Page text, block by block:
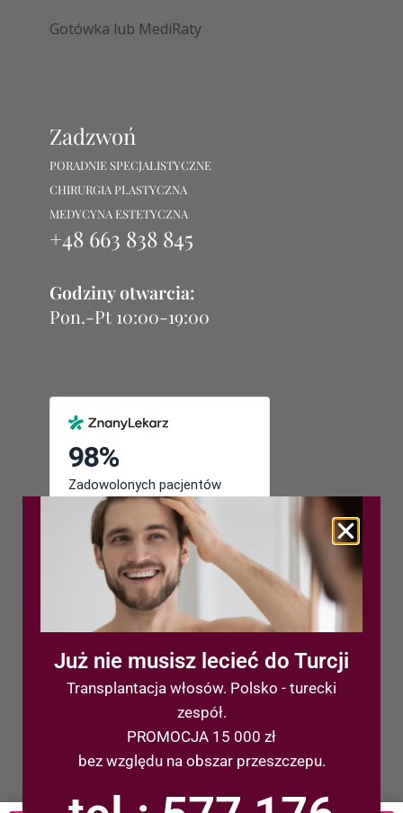
Gotówka lub MediRaty
Zadzwoń
PORADNIE SPECJALISTYCZNE
CHIRURGIA PLASTYCZNA
MEDYCYNA ESTETYCZNA
+48 663 838 845
Godziny otwarcia:
Pon.-Pt 10:00-19:00
Ostatnie wpisy
Przeszczep włosów FUE
Fundusze Europejskie: Klinika Magnuccy
i Uniwersytet Śląski
Już nie musisz lecieć do Turcji
Transplantacja włosów. Polsko - turecki
zespół.
PROMOCJA 15 000 zł
bez względu na obszar przeszczepu.